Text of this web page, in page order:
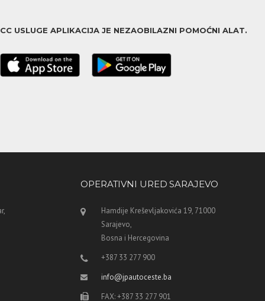
USLUGE APLIKACIJA JE NEZAOBILAZNI POMOĆNI ALAT.
OPERATIVNI URED SARAJEVO
Hamdije Kreševljakovića 19, 71000
Sarajevo,
Bosna i Hercegovina
+387 33 277 900
info@jpautoceste.ba
FAX: +387 33 277 901